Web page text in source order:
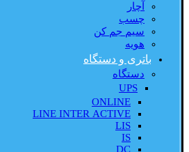
آچار
چسب
سیم جم کن
هویه
باتری و دستگاه
دستگاه
UPS
ONLINE
LINE INTER ACTIVE
LIS
IS
DC